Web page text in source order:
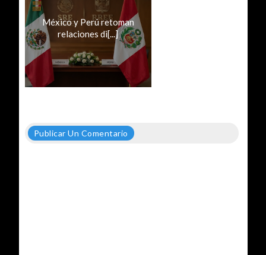
México y Perú retoman
relaciones di[...]
Publicar Un Comentario